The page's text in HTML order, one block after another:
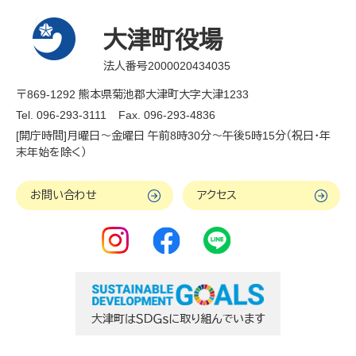
大津町役場
法人番号2000020434035
〒869-1292 熊本県菊池郡大津町大字大津1233
Tel. 096-293-3111
Fax. 096-293-4836
[開庁時間]月曜日～金曜日 午前8時30分～午後5時15分（祝日・年
末年始を除く）
お問い合わせ アクセス